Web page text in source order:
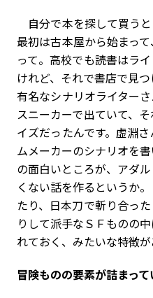
自分で本を探して買うと
最初は古本屋から始まっ
って。高校でも読書はラ
けれど、それで書店で見
有名なシナリオライター
スニーカーで出ていて、
イズだったんです。虚淵
ムメーカーのシナリオを
の面白いところが、アダ
くない話を作るというか
たり、日本刀で斬り合っ
りして派手なＳＦものの
れておく、みたいな特徴が
――冒険ものの要素が詰まっ